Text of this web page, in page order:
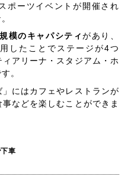
ポーツイベントが開催され
模のキャパシティがあり、
したことでステージが4つ
ィアリーナ・スタジアム・ホ
。
にはカフェやレストランが
などを楽しむことができま
車